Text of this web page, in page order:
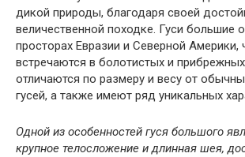
дикой природы, благодаря своей
величественной походке. Гуси большие
просторах Евразии и Северной Америки,
встречаются в болотистых и
отличаются по размеру и весу от
гусей, а также имеют ряд уникальных
Одной из особенностей гуся большого
крупное телосложение и длинная шея,